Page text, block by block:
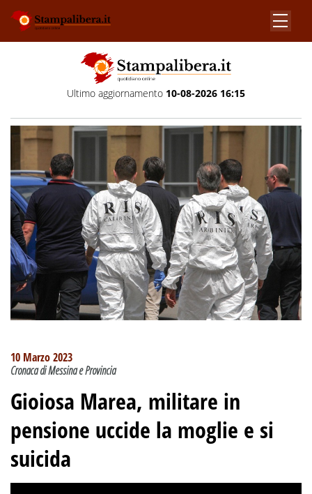
Ultimo aggiornamento 10-08-2026 16:15
10 Marzo 2023
Cronaca di Messina e Provincia
Gioiosa Marea, militare in
pensione uccide la moglie e si
suicida